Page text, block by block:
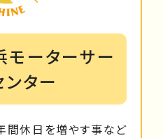
ーターサー
ンター
間休日を増やす事など